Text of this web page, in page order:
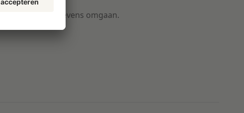
we met uw gegevens omgaan.